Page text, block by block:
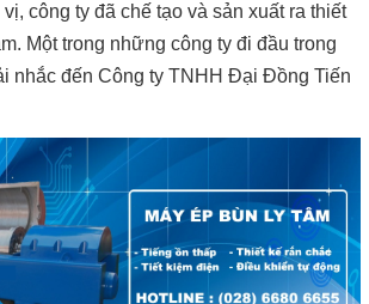
công ty đã chế tạo và sản xuất ra thiết
Một trong những công ty đi đầu trong
nhắc đến Công ty TNHH Đại Đồng Tiến